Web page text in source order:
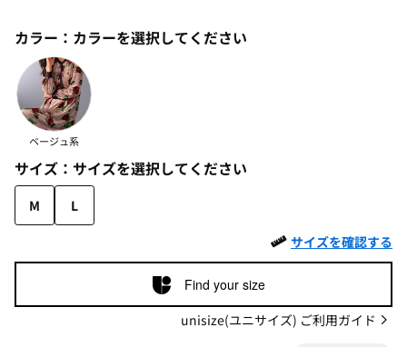
カラー： カラーを選択してください
ベージュ系
サイズ： サイズを選択してください
M
L
サイズを確認する
Find your size
unisize(ユニサイズ) ご利用ガイド